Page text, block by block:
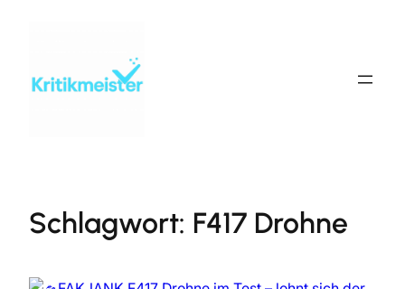
Schlagwort: F417 Drohne